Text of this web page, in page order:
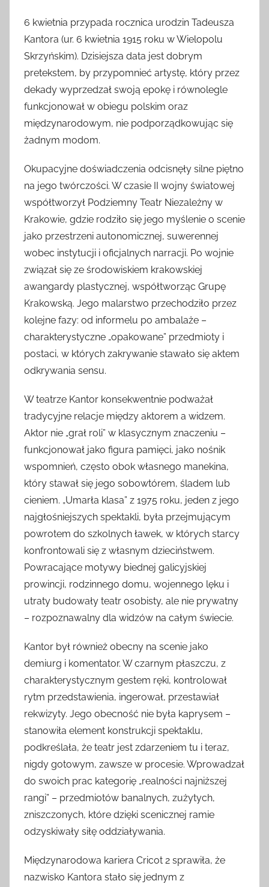
6 kwietnia przypada rocznica urodzin Tadeusza
Kantora (ur. 6 kwietnia 1915 roku w Wielopolu
Skrzyńskim). Dzisiejsza data jest dobrym
pretekstem, by przypomnieć artystę, który przez
dekady wyprzedzał swoją epokę i równolegle
funkcjonował w obiegu polskim oraz
międzynarodowym, nie podporządkowując się
żadnym modom.
Okupacyjne doświadczenia odcisnęły silne piętno
na jego twórczości. W czasie II wojny światowej
współtworzył Podziemny Teatr Niezależny w
Krakowie, gdzie rodziło się jego myślenie o scenie
jako przestrzeni autonomicznej, suwerennej
wobec instytucji i oficjalnych narracji. Po wojnie
związał się ze środowiskiem krakowskiej
awangardy plastycznej, współtworząc Grupę
Krakowską. Jego malarstwo przechodziło przez
kolejne fazy: od informelu po ambalaże –
charakterystyczne „opakowane” przedmioty i
postaci, w których zakrywanie stawało się aktem
odkrywania sensu.
W teatrze Kantor konsekwentnie podważał
tradycyjne relacje między aktorem a widzem.
Aktor nie „grał roli” w klasycznym znaczeniu –
funkcjonował jako figura pamięci, jako nośnik
wspomnień, często obok własnego manekina,
który stawał się jego sobowtórem, śladem lub
cieniem. „Umarła klasa” z 1975 roku, jeden z jego
najgłośniejszych spektakli, była przejmującym
powrotem do szkolnych ławek, w których starcy
konfrontowali się z własnym dzieciństwem.
Powracające motywy biednej galicyjskiej
prowincji, rodzinnego domu, wojennego lęku i
utraty budowały teatr osobisty, ale nie prywatny
– rozpoznawalny dla widzów na całym świecie.
Kantor był również obecny na scenie jako
demiurg i komentator. W czarnym płaszczu, z
charakterystycznym gestem ręki, kontrolował
rytm przedstawienia, ingerował, przestawiał
rekwizyty. Jego obecność nie była kaprysem –
stanowiła element konstrukcji spektaklu,
podkreślała, że teatr jest zdarzeniem tu i teraz,
nigdy gotowym, zawsze w procesie. Wprowadzał
do swoich prac kategorię „realności najniższej
rangi” – przedmiotów banalnych, zużytych,
zniszczonych, które dzięki scenicznej ramie
odzyskiwały siłę oddziaływania.
Międzynarodowa kariera Cricot 2 sprawiła, że
nazwisko Kantora stało się jednym z